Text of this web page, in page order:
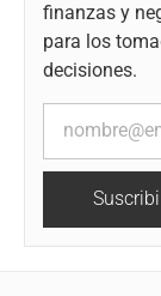
finanzas y
para los
decisiones.